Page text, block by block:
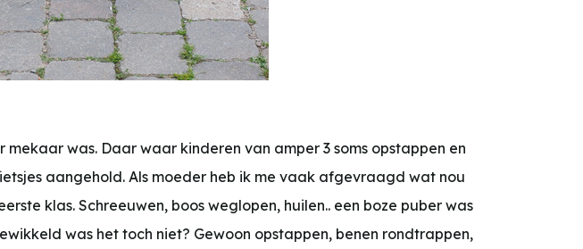
was. Daar waar kinderen van amper 3 soms opstappen en
aangehold. Als moeder heb ik me vaak afgevraagd wat nou
klas. Schreeuwen, boos weglopen, huilen.. een boze puber was
was het toch niet? Gewoon opstappen, benen rondtrappen,